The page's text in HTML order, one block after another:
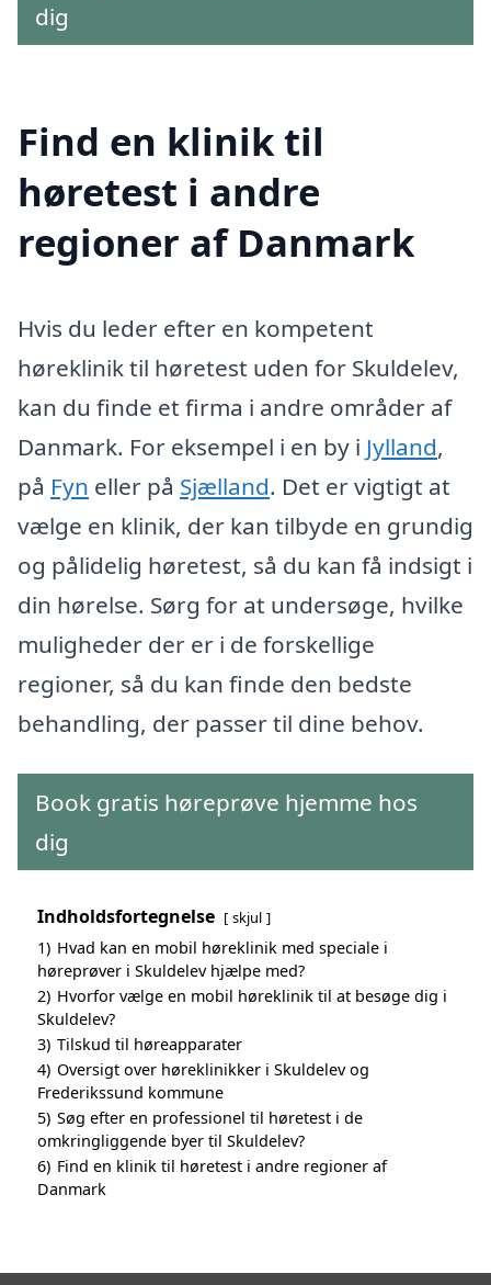
dig
Find en klinik til
høretest i andre
regioner af Danmark
Hvis du leder efter en kompetent
høreklinik til høretest uden for Skuldelev,
kan du finde et firma i andre områder af
Danmark. For eksempel i en by i Jylland,
på Fyn eller på Sjælland. Det er vigtigt at
vælge en klinik, der kan tilbyde en grundig
og pålidelig høretest, så du kan få indsigt i
din hørelse. Sørg for at undersøge, hvilke
muligheder der er i de forskellige
regioner, så du kan finde den bedste
behandling, der passer til dine behov.
Book gratis høreprøve hjemme hos
dig
Indholdsfortegnelse skjul
1) Hvad kan en mobil høreklinik med speciale i
høreprøver i Skuldelev hjælpe med?
2) Hvorfor vælge en mobil høreklinik til at besøge dig i
Skuldelev?
3) Tilskud til høreapparater
4) Oversigt over høreklinikker i Skuldelev og
Frederikssund kommune
5) Søg efter en professionel til høretest i de
omkringliggende byer til Skuldelev?
6) Find en klinik til høretest i andre regioner af
Danmark